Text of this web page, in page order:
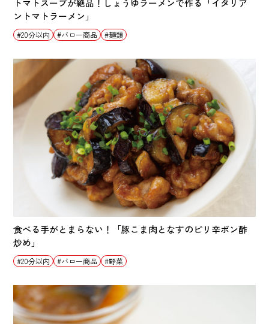
トマトスープが絶品！しょうゆラーメンで作る「イタリア
ントマトラーメン」
20分以内 バロー商品 麺類
食べる手がとまらない！「豚こま肉となすのピリ辛ポン酢
炒め」
20分以内 バロー商品 野菜